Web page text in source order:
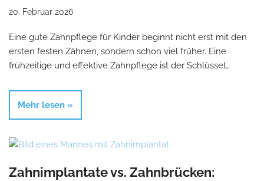
20. Februar 2026
Eine gute Zahnpflege für Kinder beginnt nicht erst mit den
ersten festen Zähnen, sondern schon viel früher. Eine
frühzeitige und effektive Zahnpflege ist der Schlüssel…
Mehr lesen »
Zahnimplantate vs. Zahnbrücken: